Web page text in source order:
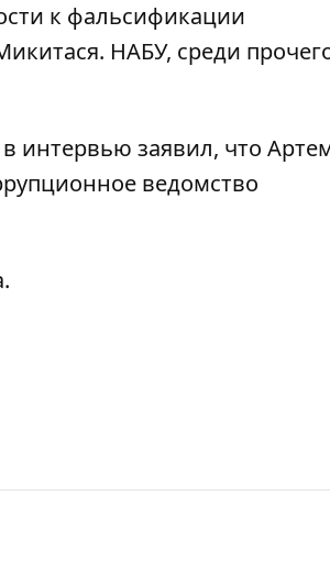
к фальсификации
НАБУ, среди
интервью заявил, что
ведомство